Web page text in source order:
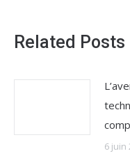
Related Posts
6 juin